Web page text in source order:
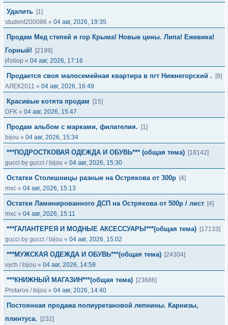
Удалить [1]
student200086 « 04 авг, 2026, 19:35
Продам Мед степей и гор Крыма! Новые цены. Липа! Ежевика!
Горный!
[2199]
Избор « 04 авг, 2026, 17:16
Продается своя малосемейная квартира в пгт Нижнегорский .
[8]
АЛЕК2011 « 04 авг, 2026, 16:49
Красивые котята продам
[15]
DFK « 04 авг, 2026, 15:47
Продам альбом с марками, филателия.
[1]
bijou « 04 авг, 2026, 15:34
***ПОДРОСТКОВАЯ ОДЕЖДА И ОБУВЬ*** (общая тема) [18142]
gucci by gucci / bijou « 04 авг, 2026, 15:30
Остатки Столешницы разные на Острякова от 300р [4]
mxc « 04 авг, 2026, 15:13
Остатки Ламинированного ДСП на Острякова от 500р / лист [4]
mxc « 04 авг, 2026, 15:11
***ГАЛАНТЕРЕЯ И МОДНЫЕ АКСЕССУАРЫ***(общая тема) [17133]
gucci by gucci / bijou « 04 авг, 2026, 15:02
***МУЖСКАЯ ОДЕЖДА И ОБУВЬ***(общая тема) [24304]
vych / bijou « 04 авг, 2026, 14:59
***КНИЖНЫЙ МАГАЗИН***(общая тема) [23686]
Protaros / bijou « 04 авг, 2026, 14:40
Постоянная продажа полиуретановой лепнины. Карнизы,
плинтуса.
[232]